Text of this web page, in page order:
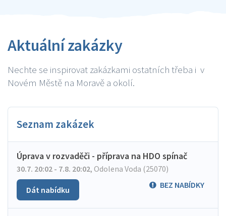
Aktuální zakázky
Nechte se inspirovat zakázkami ostatních třeba i v
Novém Městě na Moravě a okolí.
Seznam zakázek
Úprava v rozvaděči - příprava na HDO spínač
30.7. 20:02 - 7.8. 20:02, Odolena Voda (25070)
BEZ NABÍDKY
Dát nabídku